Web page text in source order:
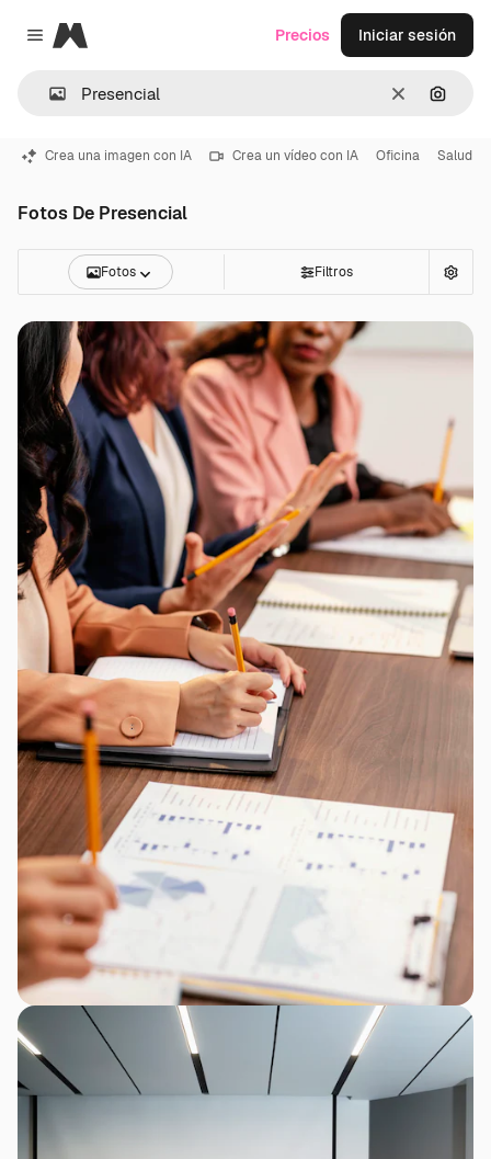
Close menu
Magnific
Borrar
Precios Iniciar sesión
Crea una imagen con IA Crea un vídeo con IA Oficina Salud
Fotos De Presencial
Fotos Filtros